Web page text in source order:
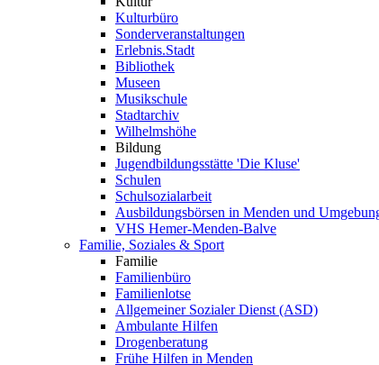
Kulturbüro
Sonderveranstaltungen
Erlebnis.Stadt
Bibliothek
Museen
Musikschule
Stadtarchiv
Wilhelmshöhe
Bildung
Jugendbildungsstätte 'Die Kluse'
Schulen
Schulsozialarbeit
Ausbildungsbörsen in Menden und
VHS Hemer-Menden-Balve
Familie, Soziales & Sport
Familie
Familienbüro
Familienlotse
Allgemeiner Sozialer Dienst (ASD)
Ambulante Hilfen
Drogenberatung
Frühe Hilfen in Menden